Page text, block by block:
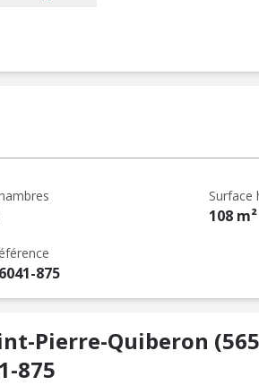
Surface
108 m²
875
Pierre-Quiberon
875